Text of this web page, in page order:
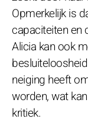
Opmerkelijk is
capaciteiten en
Alicia kan ook
neiging heeft
worden, wat
kritiek.